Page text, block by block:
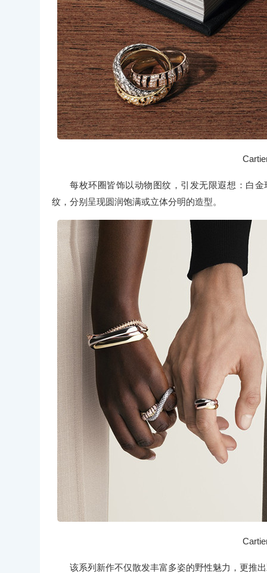
每枚环圈皆饰以动物图纹，引发无限遐想：白
纹，分别呈现圆润饱满或立体分明的造型。
该系列新作不仅散发丰富多姿的野性魅力，更推